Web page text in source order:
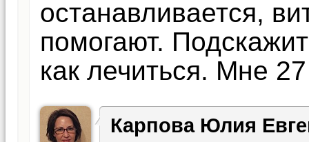
останавливается,
помогают.
как лечиться. Мне
Карпова Юлия